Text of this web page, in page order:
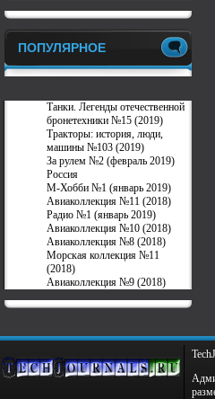
ПОПУЛЯРНОЕ
Танки. Легенды отечественной
бронетехники №15 (2019)
Тракторы: история, люди,
машины №103 (2019)
За рулем №2 (февраль 2019)
Россия
М-Хобби №1 (январь 2019)
Авиаколлекция №11 (2018)
Радио №1 (январь 2019)
Авиаколлекция №10 (2018)
Авиаколлекция №8 (2018)
Морская коллекция №11
(2018)
Авиаколлекция №9 (2018)